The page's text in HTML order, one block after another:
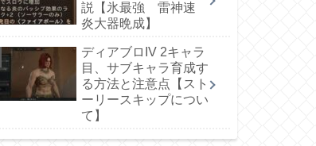
説【氷最強 雷神速
炎大器晩成】
ディアブロIV 2キャラ
目、サブキャラ育成す
る方法と注意点【スト
ーリースキップについ
て】